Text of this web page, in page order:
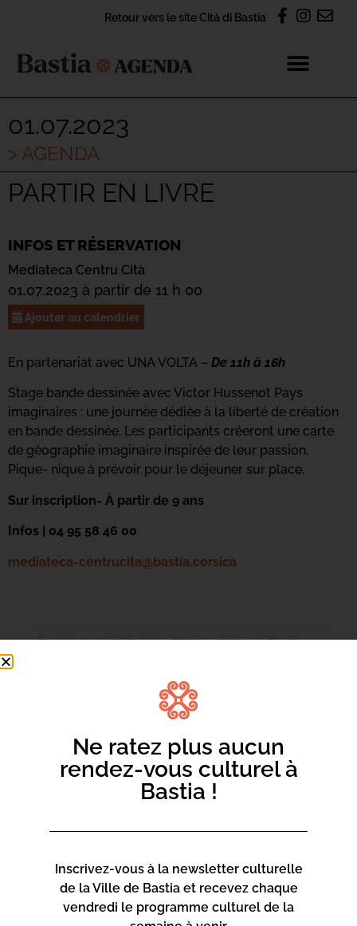
Retour vers le site Cità di Bastia
01.07.2023
> AGENDA
PARTIR EN LIVRE
INFOS ET RÉSERVATION
Mediateca Centru Cità
01.07.2023 à partir de 11 h 00
Ajouter au calendrier
En partenariat avec UNA VOLTA – De 11h à 16h
Stage bande dessinée avec Victor Hussenot Pays
imaginaires : une journée dédiée à la liberté de création
en bande dessinée. Les participants créeront une carte
de géographie imaginaire inspirée de leur passion.
Pique- nique à prévoir pour le déjeuner sur place.
Sur inscription- À partir de 9 ans
Infos | 04 95 58 46 00
mediateca-centrucita@bastia.corsica
Ne ratez plus aucun
rendez-vous culturel à
Bastia !
Inscrivez-vous à la newsletter culturelle
de la Ville de Bastia et recevez chaque
vendredi le programme culturel de la